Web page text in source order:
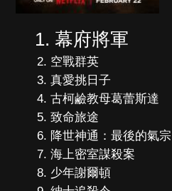
幕府將軍
空戰群英
真愛挑日子
古柯鹼教母葛蕾斯達
致命旅途
降世神通：最後的氣宗
海上密室謀殺案
少年謝爾頓